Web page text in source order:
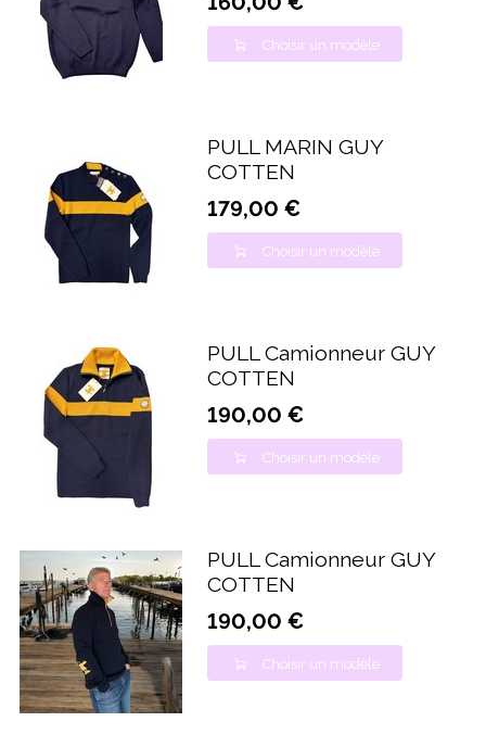
Choisir un modèle
PULL MARIN GUY
COTTEN
179,00 €
Choisir un modèle
PULL Camionneur GUY
COTTEN
190,00 €
Choisir un modèle
PULL Camionneur GUY
COTTEN
190,00 €
Choisir un modèle